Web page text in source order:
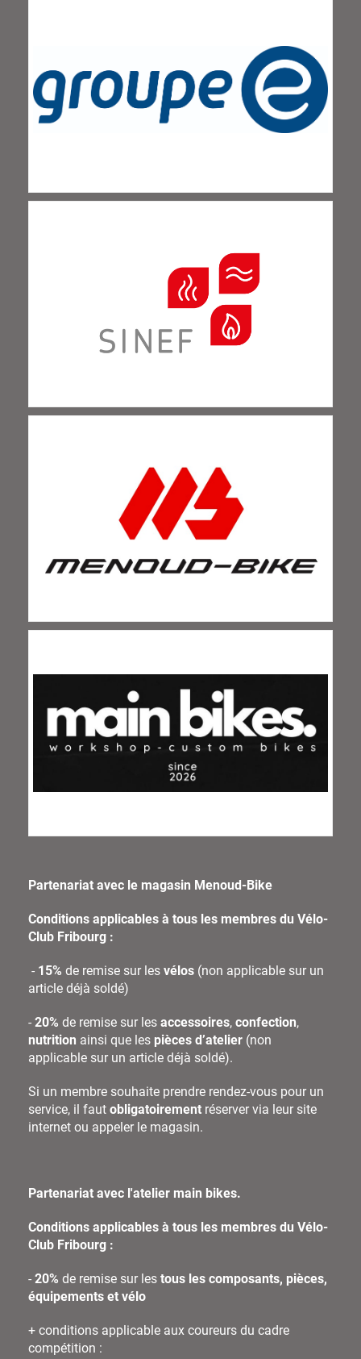
Partenariat avec le magasin Menoud-Bike
Conditions applicables à tous les membres du Vélo-
Club Fribourg :
- 15% de remise sur les vélos (non applicable sur un
article déjà soldé)
- 20% de remise sur les accessoires, confection,
nutrition ainsi que les pièces d’atelier (non
applicable sur un article déjà soldé).
Si un membre souhaite prendre rendez-vous pour un
service, il faut obligatoirement réserver via leur site
internet ou appeler le magasin.
Partenariat avec l'atelier main bikes.
Conditions applicables à tous les membres du Vélo-
Club Fribourg :
- 20% de remise sur les tous les composants, pièces,
équipements et vélo
+ conditions applicable aux coureurs du cadre
compétition :